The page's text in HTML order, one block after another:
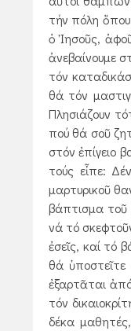
τήν πόλη
ὁ Ἰησοῦς,
ἀνεβαίνουμε
τόν
θά τόν
Πλησιάζουν
πού θά σοῦ
στόν ἐπίγειο
τούς εἶπε:
μαρτυρικοῦ
βάπτισμα τοῦ
νά τό
ἐσεῖς, καί τό
θά
ἐξαρτᾶται
τόν
δέκα